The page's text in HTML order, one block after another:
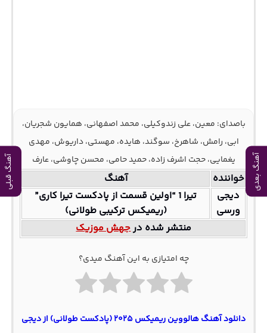
آهنگ بعدی آهنگ قبلی
باصدای: معین، علی زندوکیلی، محمد اصفهانی، همایون شجریان،
ابی، رامش، شاهرخ، سوگند، هایده، مهستی، داریوش، مهدی
یغمایی، حجت اشرف زاده، حمید حامی، محسن چاوشی، عارف
خواننده
آهنگ
دیجی
ورسی
تیرا 1 “اولین قسمت از پادکست تیرا کاری”
(ریمیکس ترکیبی طولانی)
منتشر شده درجهش موزیک
چه امتیازی به این آهنگ میدی؟
دانلود آهنگ هالووین ریمیکس ۲۰۲۵ (پادکست طولانی) از دیجی